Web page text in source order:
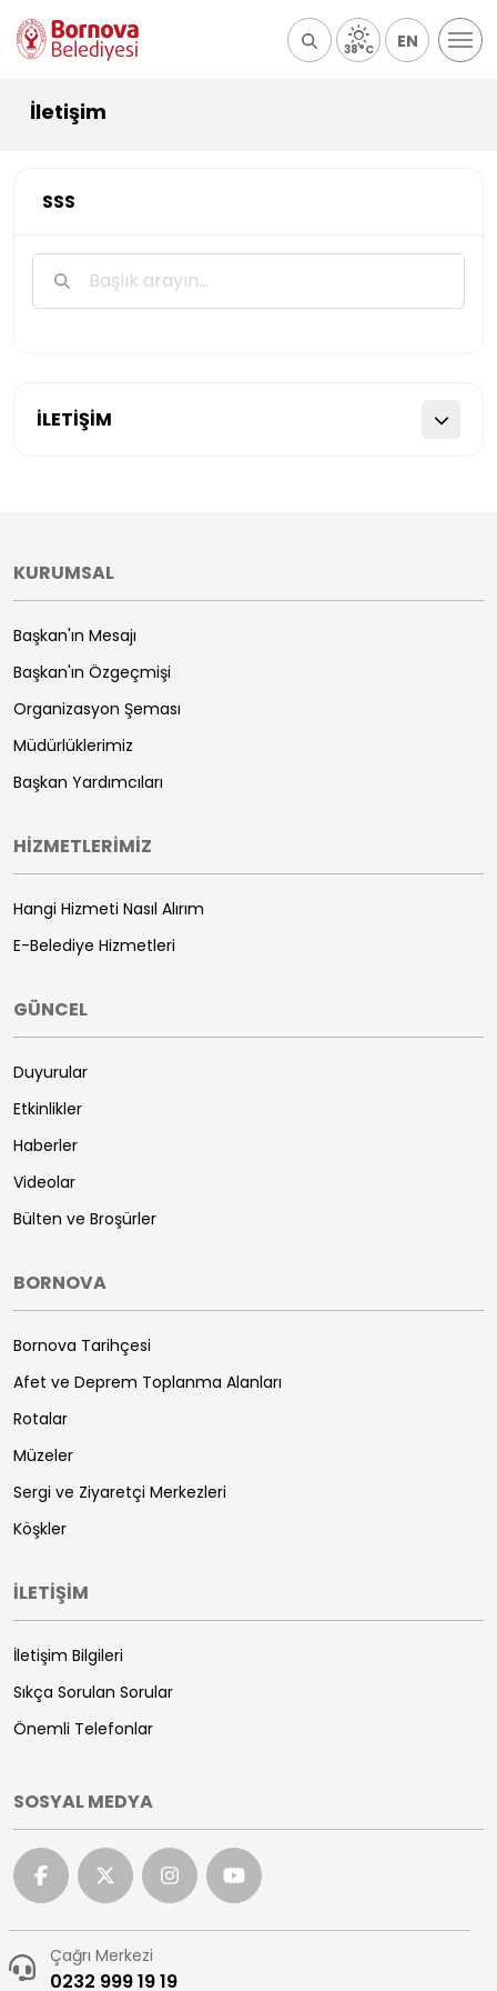
38°C EN
İletişim
İLETİŞİM
SSS
KURUMSAL
Başkan'ın Mesajı
Başkan'ın Özgeçmişi
Organizasyon Şeması
Müdürlüklerimiz
Başkan Yardımcıları
HİZMETLERİMİZ
Hangi Hizmeti Nasıl Alırım
E-Belediye Hizmetleri
GÜNCEL
Duyurular
Etkinlikler
Haberler
Videolar
Bülten ve Broşürler
BORNOVA
Bornova Tarihçesi
Afet ve Deprem Toplanma Alanları
Rotalar
Müzeler
Sergi ve Ziyaretçi Merkezleri
Köşkler
İLETİŞİM
İletişim Bilgileri
Sıkça Sorulan Sorular
Önemli Telefonlar
SOSYAL MEDYA
Çağrı Merkezi
0232 999 19 19